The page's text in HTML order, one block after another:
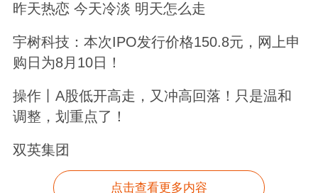
昨天热恋 今天冷淡 明天怎么走
宇树科技：本次IPO发行价格150.8元，网上申
购日为8月10日！
操作丨A股低开高走，又冲高回落！只是温和
调整，划重点了！
双英集团
点击查看更多内容